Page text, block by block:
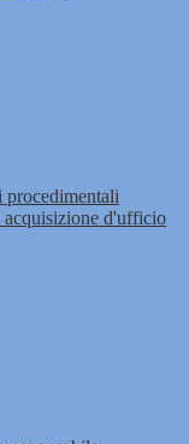
d'ufficio